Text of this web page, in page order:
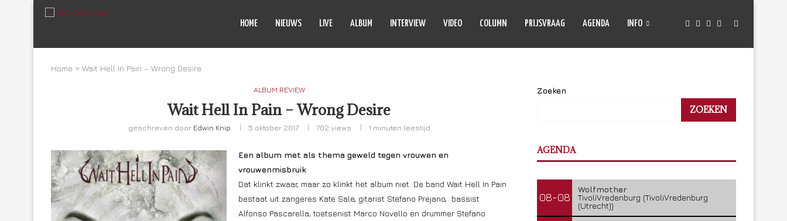
HOME NIEUWS LIVE ALBUM INTERVIEW VIDEO COLUMN PRIJSVRAAG AGENDA INFO
Home » Wait Hell In Pain – Wrong Desire
ALBUM REVIEW
Wait Hell In Pain – Wrong Desire
geschreven door Edwin Knip 5 oktober 2017 702 views 1 minuten leestijd
Een album met als thema geweld tegen vrouwen en
vrouwenmisbruik.
Dat klinkt zwaar, maar zo klinkt het album niet. De band Wait Hell In Pain
bestaat uit zangeres Kate Sale, gitarist Stefano Prejano, bassist
Alfonso Pascarella, toetsenist Marco Novello en drummer Stefano
Zoeken
ZOEKEN
AGENDA
08-08
Wolfmother
TivoliVredenburg (TivoliVredenburg
(Utrecht))